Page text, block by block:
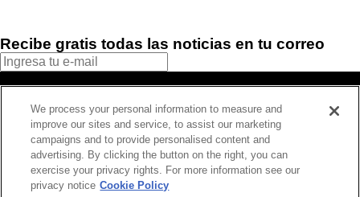
Recibe gratis todas las noticias en tu correo
Este sitio está protegido por reCAPTCHA y Google
Política de
privacidady Se aplican lasCondiciones de servicio
¡Muchas gracias!Ya estás suscrito a nuestro newsletter
We process your personal information to measure and
improve our sites and service, to assist our marketing
campaigns and to provide personalised content and
advertising. By clicking the button on the right, you can
exercise your privacy rights. For more information see our
privacy notice Cookie Policy